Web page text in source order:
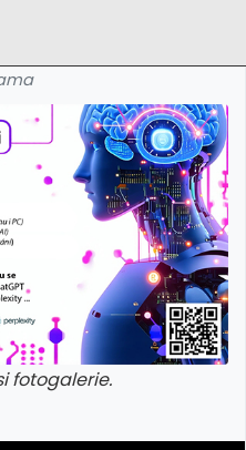
fotogalerie.